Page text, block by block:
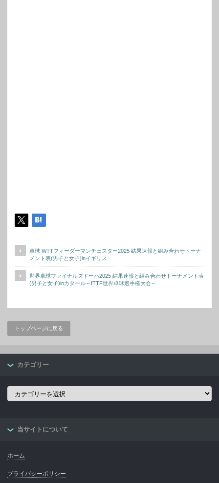
卓球 WTTフィーダーマンチェスター2025 結果速報と組み合わせトーナ
メント表(男子と女子)inイギリス
世界卓球ファイナルズドーハ2025 結果速報と組み合わせトーナメント表
(男子と女子)inカタール～ITTF世界卓球選手権大会～
トップページに戻る
カテゴリー
カ
当サイトについて
ホーム
プライバシーポリシー